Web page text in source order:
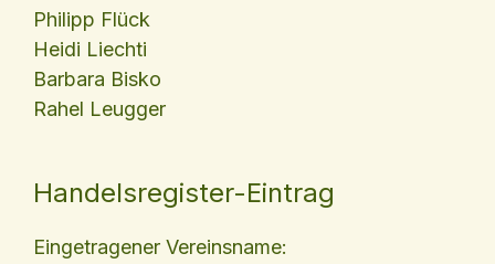
Philipp Flück
Heidi Liechti
Barbara Bisko
Rahel Leugger
Handelsregister-Eintrag
Eingetragener Vereinsname: